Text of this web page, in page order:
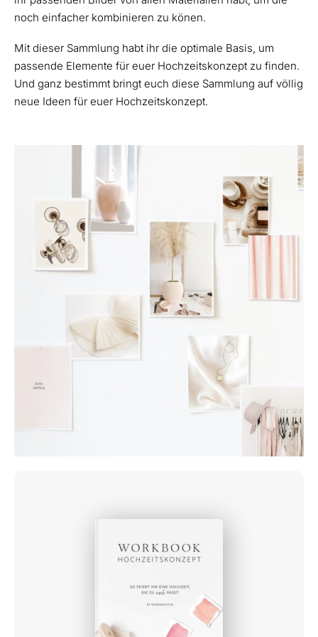
noch einfacher kombinieren zu könen.
Mit dieser Sammlung habt ihr die optimale Basis, um
passende Elemente für euer Hochzeitskonzept zu finden.
Und ganz bestimmt bringt euch diese Sammlung auf völlig
neue Ideen für euer Hochzeitskonzept.